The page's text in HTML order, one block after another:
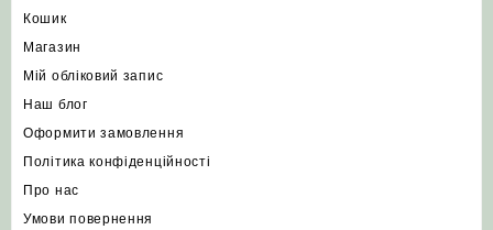
Кошик
Магазин
Мій обліковий запис
Наш блог
Оформити замовлення
Політика конфіденційності
Про нас
Умови повернення